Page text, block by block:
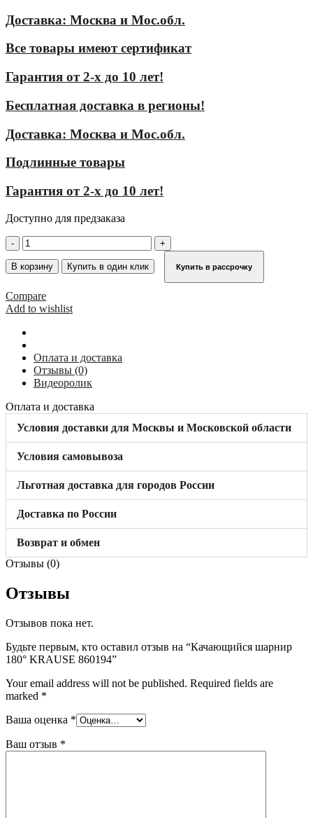
Доставка: Москва и Мос.обл.
Все товары имеют сертификат
Гарантия от 2-х до 10 лет!
Бесплатная доставка в регионы!
Доставка: Москва и Мос.обл.
Подлинные товары
Гарантия от 2-х до 10 лет!
Доступно для предзаказа
Количество
товара
Качающийся
180°
KRAUSE
860194
В корзину Купить в один клик Купить в рассрочку
Compare
Add to wishlist
Оплата и доставка
Отзывы (0)
Видеоролик
Оплата и доставка
Условия доставки для Москвы и Московской области
Условия самовывоза
Льготная доставка для городов России
Доставка по России
Возврат и обмен
Отзывы (0)
Отзывы
Отзывов пока нет.
Будьте первым, кто оставил отзыв на “Качающийся шарнир
180° KRAUSE 860194”
Your email address will not be published. Required fields are
marked *
Ваша оценка *
Ваш отзыв *